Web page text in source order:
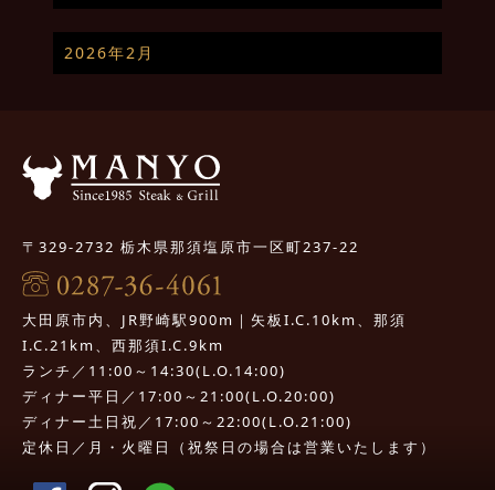
2026年2月
〒329-2732 栃木県那須塩原市一区町237-22
大田原市内、JR野崎駅900m｜矢板I.C.10km、那須
I.C.21km、西那須I.C.9km
ランチ／11:00～14:30(L.O.14:00)
ディナー平日／17:00～21:00(L.O.20:00)
ディナー土日祝／17:00～22:00(L.O.21:00)
定休日／月・火曜日（祝祭日の場合は営業いたします）